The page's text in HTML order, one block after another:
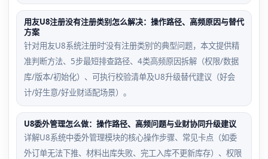
用友U8注册没有注册类别怎么解决：操作路径、高频原因与替代
方案
针对用友U8系统注册时‘没有注册类别’的典型问题，本文提供精
准判断方法、5步最短排查路径、4类高频原因拆解（权限/数据
库/版本/初始化）、可执行校验清单及U8升级替代建议（好会
计/好生意/好业财适配场景）。
U8委外管理怎么做：操作路径、高频问题与业财协同升级建议
详解U8系统中委外管理模块的核心操作步骤、常见卡点（如委
外订单无法下推、材料出库失败、完工入库不更新库存）、权限